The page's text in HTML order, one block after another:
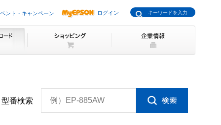
ント・キャンペーン ログイン
型番検索 例）EP-885AW